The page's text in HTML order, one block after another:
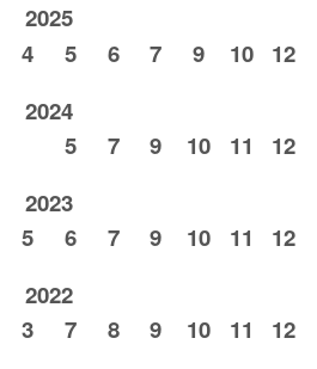
2025
4 5 6 7 9 10
12
2024
5
7 9 10 11
12
2023
5 6 7 9 10 11
12
2022
3
7 8 9 10 11
12